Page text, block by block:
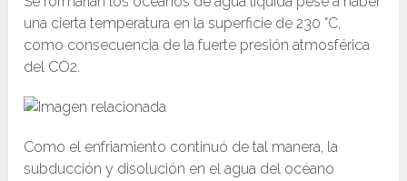
una cierta temperatura en la superficie de 230 °C,
como consecuencia de la fuerte presión atmosférica
del CO2.
Como el enfriamiento continuó de tal manera, la
subducción y disolución en el agua del océano